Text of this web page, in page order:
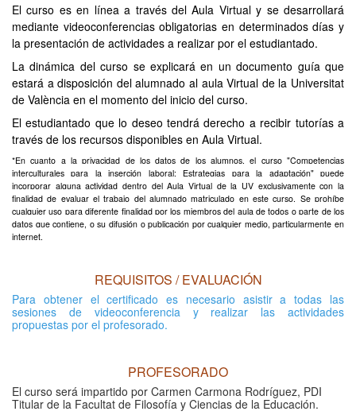
El curso es en línea a través del Aula Virtual y se desarrollará
mediante videoconferencias obligatorias en determinados días y
la presentación de actividades a realizar por el estudiantado.
La dinámica del curso se explicará en un documento guía que
estará a disposición del alumnado al aula Virtual de la Universitat
de València en el momento del inicio del curso.
El estudiantado que lo deseo tendrá derecho a recibir tutorías a
través de los recursos disponibles en Aula Virtual.
*En cuanto a la privacidad de los datos de los alumnos, el curso "Competencias
interculturales para la inserción laboral: Estrategias para la adaptación" puede
incorporar alguna actividad dentro del Aula Virtual de la UV exclusivamente con la
finalidad de evaluar el trabajo del alumnado matriculado en este curso. Se prohíbe
cualquier uso para diferente finalidad por los miembros del aula de todos o parte de los
datos que contiene, o su difusión o publicación por cualquier medio, particularmente en
internet.
REQUISITOS / EVALUACIÓN
Para obtener el certificado es necesario asistir a todas las
sesiones de videoconferencia y realizar las actividades
propuestas por el profesorado.
PROFESORADO
El curso será impartido por Carmen Carmona Rodríguez, PDI
Titular de la Facultat de Filosofía y Ciencias de la Educación.